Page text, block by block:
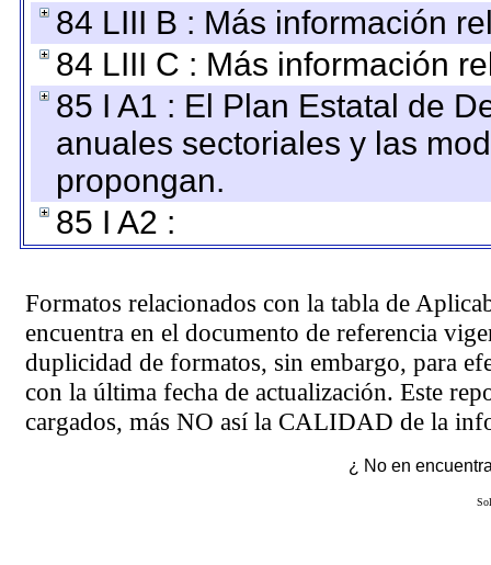
84 LIII B : Más información
84 LIII C : Más información
85 I A1 : El Plan Estatal de
anuales sectoriales y las
propongan.
85 I A2 :
Formatos relacionados con la tabla de
encuentra en el documento de referencia
duplicidad de formatos, sin embargo, para
con la última fecha de actualización. Este
cargados, más NO así la CALIDAD de la
¿ No en